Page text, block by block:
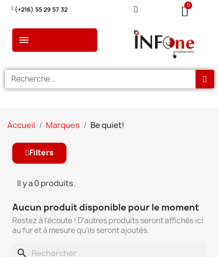
(+216) 55 29 57 32
Accueil Marques Be quiet!
Filters
Il y a 0 produits.
Aucun produit disponible pour le moment
Restez à l'écoute ! D'autres produits seront affichés ici
au fur et à mesure qu'ils seront ajoutés.
search